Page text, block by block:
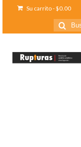
Su carrito-$0.00
Buscar
por: